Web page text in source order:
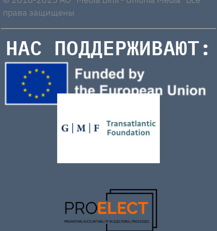
права защищены
НАС ПОДДЕРЖИВАЮТ: